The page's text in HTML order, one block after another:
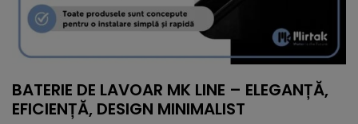
BATERIE DE LAVOAR MK LINE – ELEGANȚĂ,
EFICIENȚĂ, DESIGN MINIMALIST